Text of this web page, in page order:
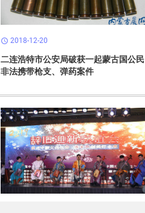
schedule 2018-12-20
二连浩特市公安局破获一起蒙古国公民
非法携带枪支、弹药案件